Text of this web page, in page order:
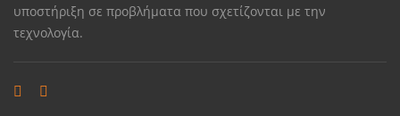
υποστήριξη σε προβλήματα που σχετίζονται με την
τεχνολογία.